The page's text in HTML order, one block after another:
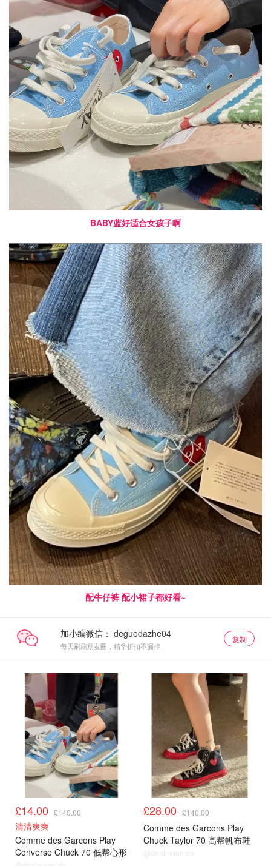
BABY蓝好适合女孩子啊
配牛仔裤 配小裙子都好看~
加小编微信：
每天刷刷朋友圈，精华折扣不漏掉
复制
£14.00 £140.00
清清爽爽
Comme des Garcons Play
Converse Chuck 70 低帮心形
£28.00 £140.00
Comme des Garcons Play
Chuck Taylor 70 高帮帆布鞋
心形图案
@dealmoon.de